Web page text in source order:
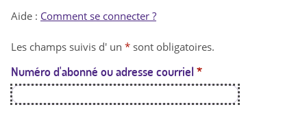
t
a
Aide : Comment se connecter ?
Les champs suivis d' un * sont obligatoires.
Numéro d'abonné ou adresse courriel *